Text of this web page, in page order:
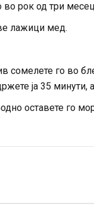
во рок од три
лажици мед.
сомелете го во
ја 35 минути,
оставете го